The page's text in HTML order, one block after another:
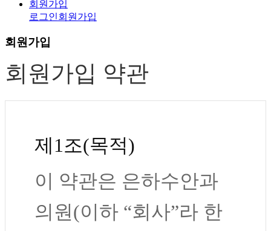
회원가입
로그인회원가입
회원가입
회원가입 약관
제1조(목적)
이 약관은 은하수안과
의원(이하 “회사”라 한